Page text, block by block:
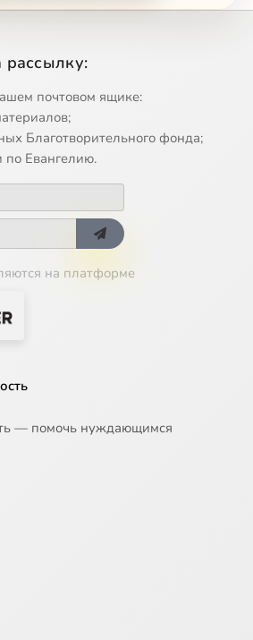
рассылку:
почтовом ящике:
Благотворительного фонда;
Евангелию.
на платформе
— помочь нуждающимся